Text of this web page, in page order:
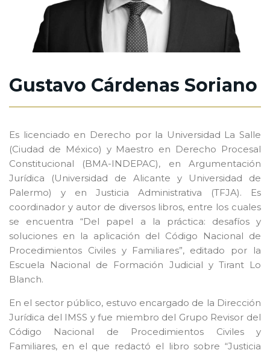
Gustavo Cárdenas Soriano
Es licenciado en Derecho por la Universidad La Salle
(Ciudad de México) y Maestro en Derecho Procesal
Constitucional (BMA-INDEPAC), en Argumentación
Jurídica (Universidad de Alicante y Universidad de
Palermo) y en Justicia Administrativa (TFJA). Es
coordinador y autor de diversos libros, entre los cuales
se encuentra “Del papel a la práctica: desafíos y
soluciones en la aplicación del Código Nacional de
Procedimientos Civiles y Familiares”, editado por la
Escuela Nacional de Formación Judicial y Tirant Lo
Blanch.
En el sector público, estuvo encargado de la Dirección
Jurídica del IMSS y fue miembro del Grupo Revisor del
Código Nacional de Procedimientos Civiles y
Familiares, en el que redactó el libro sobre “Justicia